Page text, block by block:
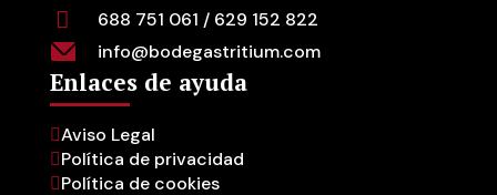
688 751 061 / 629 152 822
info@bodegastritium.com
Enlaces de ayuda
Aviso Legal
Política de privacidad
Política de cookies